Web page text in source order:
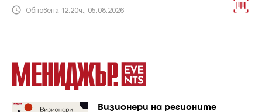
Обновена 12:20ч., 05.08.2026
Визионери на регионите